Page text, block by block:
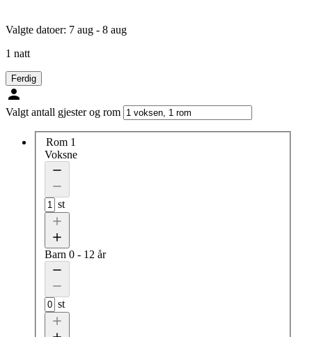
Valgte datoer: 7 aug - 8 aug
1 natt
Ferdig
Valgt antall gjester og rom
Rom 1
Voksne
st
Barn 0 - 12 år
st